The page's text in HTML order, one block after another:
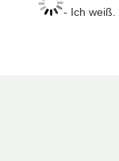
- Ich weiß.